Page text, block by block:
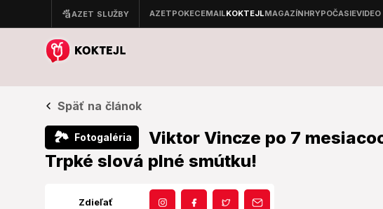
Späť na článok
🏞 Fotogaléria
Viktor Vincze po 7
Trpké slová plné smútku!
Zdieľať